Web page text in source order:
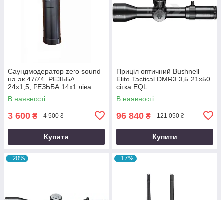
Саундмодератор zero sound
на ак 47/74. РЕЗЬБА —
24х1,5, РЕЗЬБА 14х1 ліва
В наявності
3 600 ₴ 4 500 ₴
Купити
Приціл оптичний Bushnell
Elite Tactical DMR3 3,5-21x50
сітка EQL
В наявності
96 840 ₴ 121 050 ₴
Купити
–20% –17%